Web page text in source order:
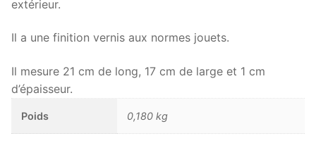
extérieur.
Il a une finition vernis aux normes jouets.
Il mesure 21 cm de long, 17 cm de large et 1 cm
d’épaisseur.
Poids 0,180 kg